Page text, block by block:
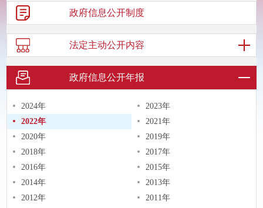
政府信息公开制度
法定主动公开内容
政府信息公开年报
2024年
2023年
2022年
2021年
2020年
2019年
2018年
2017年
2016年
2015年
2014年
2013年
2012年
2011年